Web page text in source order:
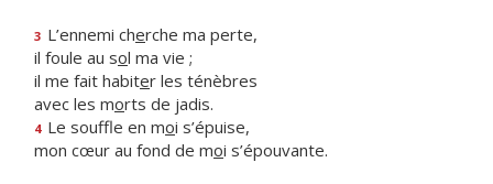
3 L’ennemi cherche ma perte,
il foule au sol ma vie ;
il me fait habiter les ténèbres
avec les morts de jadis.
4 Le souffle en moi s’épuise,
mon cœur au fond de moi s’épouvante.